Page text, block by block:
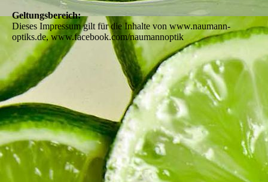
Geltungsbereich:
Dieses Impressum gilt für die Inhalte von www.naumann-
optiks.de, www.facebook.com/naumannoptik